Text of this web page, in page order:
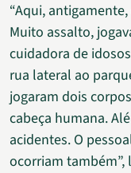
“Aqui,
Muito assalto,
cuidadora de
rua lateral ao
jogaram dois
cabeça humana.
acidentes. O
ocorriam também”,